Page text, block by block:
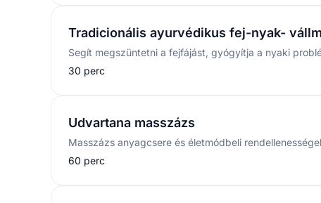
Tradicionális ayurvédikus fej-nyak-
30 perc
Udvartana masszázs
60 perc